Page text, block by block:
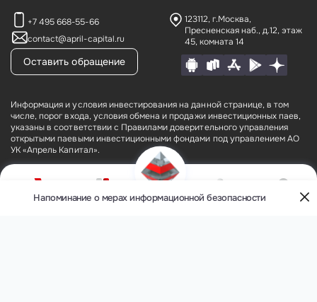
Напоминание о мерах информационной безопасности
+7 495 668-55-66
contact@april-capital.ru
Оставить обращение
123112, г.Москва,
Пресненская наб., д.12, этаж
45, комната 14
Информация и условия инвестирования на данной странице, в том
числе, порог входа, условия обмена и продажи инвестиционных паев,
указаны в соответствии с Правилами доверительного управления
открытыми паевыми инвестиционными фондами под управлением АО
УК «Апрель Капитал».
АО УК «Апрель Капитал» (лицензия № 21–000–1-00075 от 09 августа
2002 года на осуществление деятельности по управлению
инвестиционными фондами, паевыми инвестиционными фондами и
негосударственными пенсионными фондами, выданная ФКЦБ России
О компании
Фонды
Кабинет Контакты